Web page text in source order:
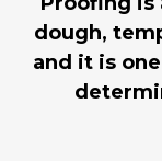
dough,
and it is